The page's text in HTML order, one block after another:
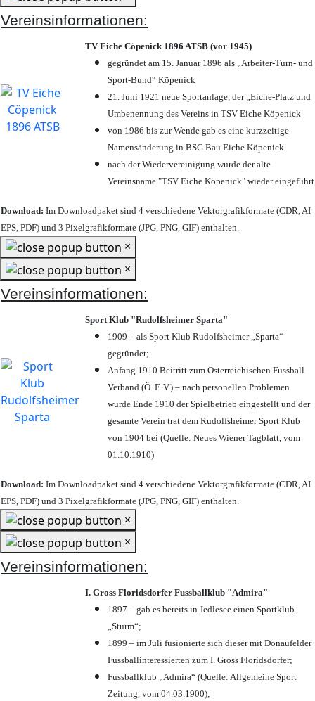
Vereinsinformationen:
TV Eiche Cöpenick 1896 ATSB (vor 1945)
gegründet am 15. Januar 1896 als „Arbeiter-Turn- und
Sport-Bund“ Köpenick
21. Juni 1921 neue Sportanlage, der „Eiche-Platz und
Umbenennung des Vereins in TSV Eiche Köpenick
von 1986 bis zur Wende gab es eine kurzzeitige
Namensänderung in BSG Bau Eiche Köpenick
nach der Wiedervereinigung wurde der alte
Vereinsname "TSV Eiche Köpenick" wieder eingeführt
Download: Im Downloadpaket sind 4 verschiedene Vektorgrafikformate (CDR, AI
EPS, PDF) und 3 Pixelgrafikformate (JPG, PNG, GIF) enthalten.
×
×
Vereinsinformationen:
Sport Klub "Rudolfsheimer Sparta"
1909 = als Sport Klub Rudolfsheimer „Sparta“
gegründet;
Anfang 1910 Beitritt zum Österreichischen Fussball
Verband (Ö. F. V.) – nach personellen Problemen
wurde Ende 1910 der Spielbetrieb eingestellt und der
gesamte Verein trat dem Rudolfsheimer Sport Klub
von 1904 bei (Quelle: Neues Wiener Tagblatt, vom
01.10.1910)
Download: Im Downloadpaket sind 4 verschiedene Vektorgrafikformate (CDR, AI
EPS, PDF) und 3 Pixelgrafikformate (JPG, PNG, GIF) enthalten.
×
×
Vereinsinformationen:
I. Gross Floridsdorfer Fussballklub "Admira"
1897 – gab es bereits in Jedlesee einen Sportklub
„Sturm“;
1899 – im Juli fusionierte sich dieser mit Donaufelder
Fussballinteressierten zum I. Gross Floridsdorfer;
Fussballklub „Admira“ (Quelle: Allgemeine Sport
Zeitung, vom 04.03.1900);